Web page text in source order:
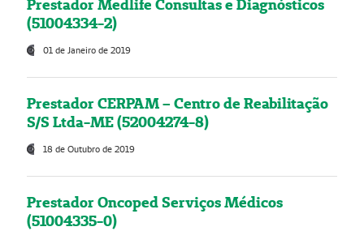
Prestador Medlife Consultas e Diagnósticos
(51004334-2)
01 de Janeiro de 2019
Prestador CERPAM – Centro de Reabilitação
S/S Ltda-ME (52004274-8)
18 de Outubro de 2019
Prestador Oncoped Serviços Médicos
(51004335-0)